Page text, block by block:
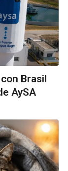
Brasil
AySA